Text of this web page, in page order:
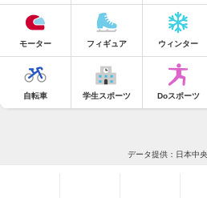
モーター フィギュア ウィンター
自転車 学生スポーツ Doスポーツ
データ提供：日本中